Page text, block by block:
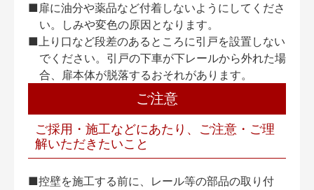
■扉に油分や薬品など付着しないようにしてくださ
い。しみや変色の原因となります。
■上り口など段差のあるところに引戸を設置しない
でください。引戸の下車が下レールから外れた場
合、扉本体が脱落するおそれがあります。
ご注意
ご採用・施工などにあたり、ご注意・ご理
解いただきたいこと
■控壁を施工する前に、レール等の部品の取り付